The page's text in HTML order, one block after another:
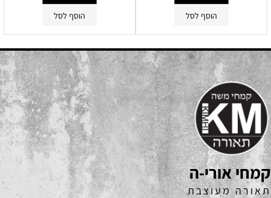
הוסף לסל
הוסף לסל
קמחי אורי-ה
תאורה מעוצבת